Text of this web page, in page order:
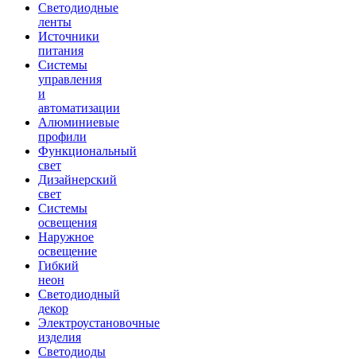
Светодиодные
ленты
Источники
питания
Системы
управления
и
автоматизации
Алюминиевые
профили
Функциональный
свет
Дизайнерский
свет
Системы
освещения
Наружное
освещение
Гибкий
неон
Светодиодный
декор
Электроустановочные
изделия
Светодиоды